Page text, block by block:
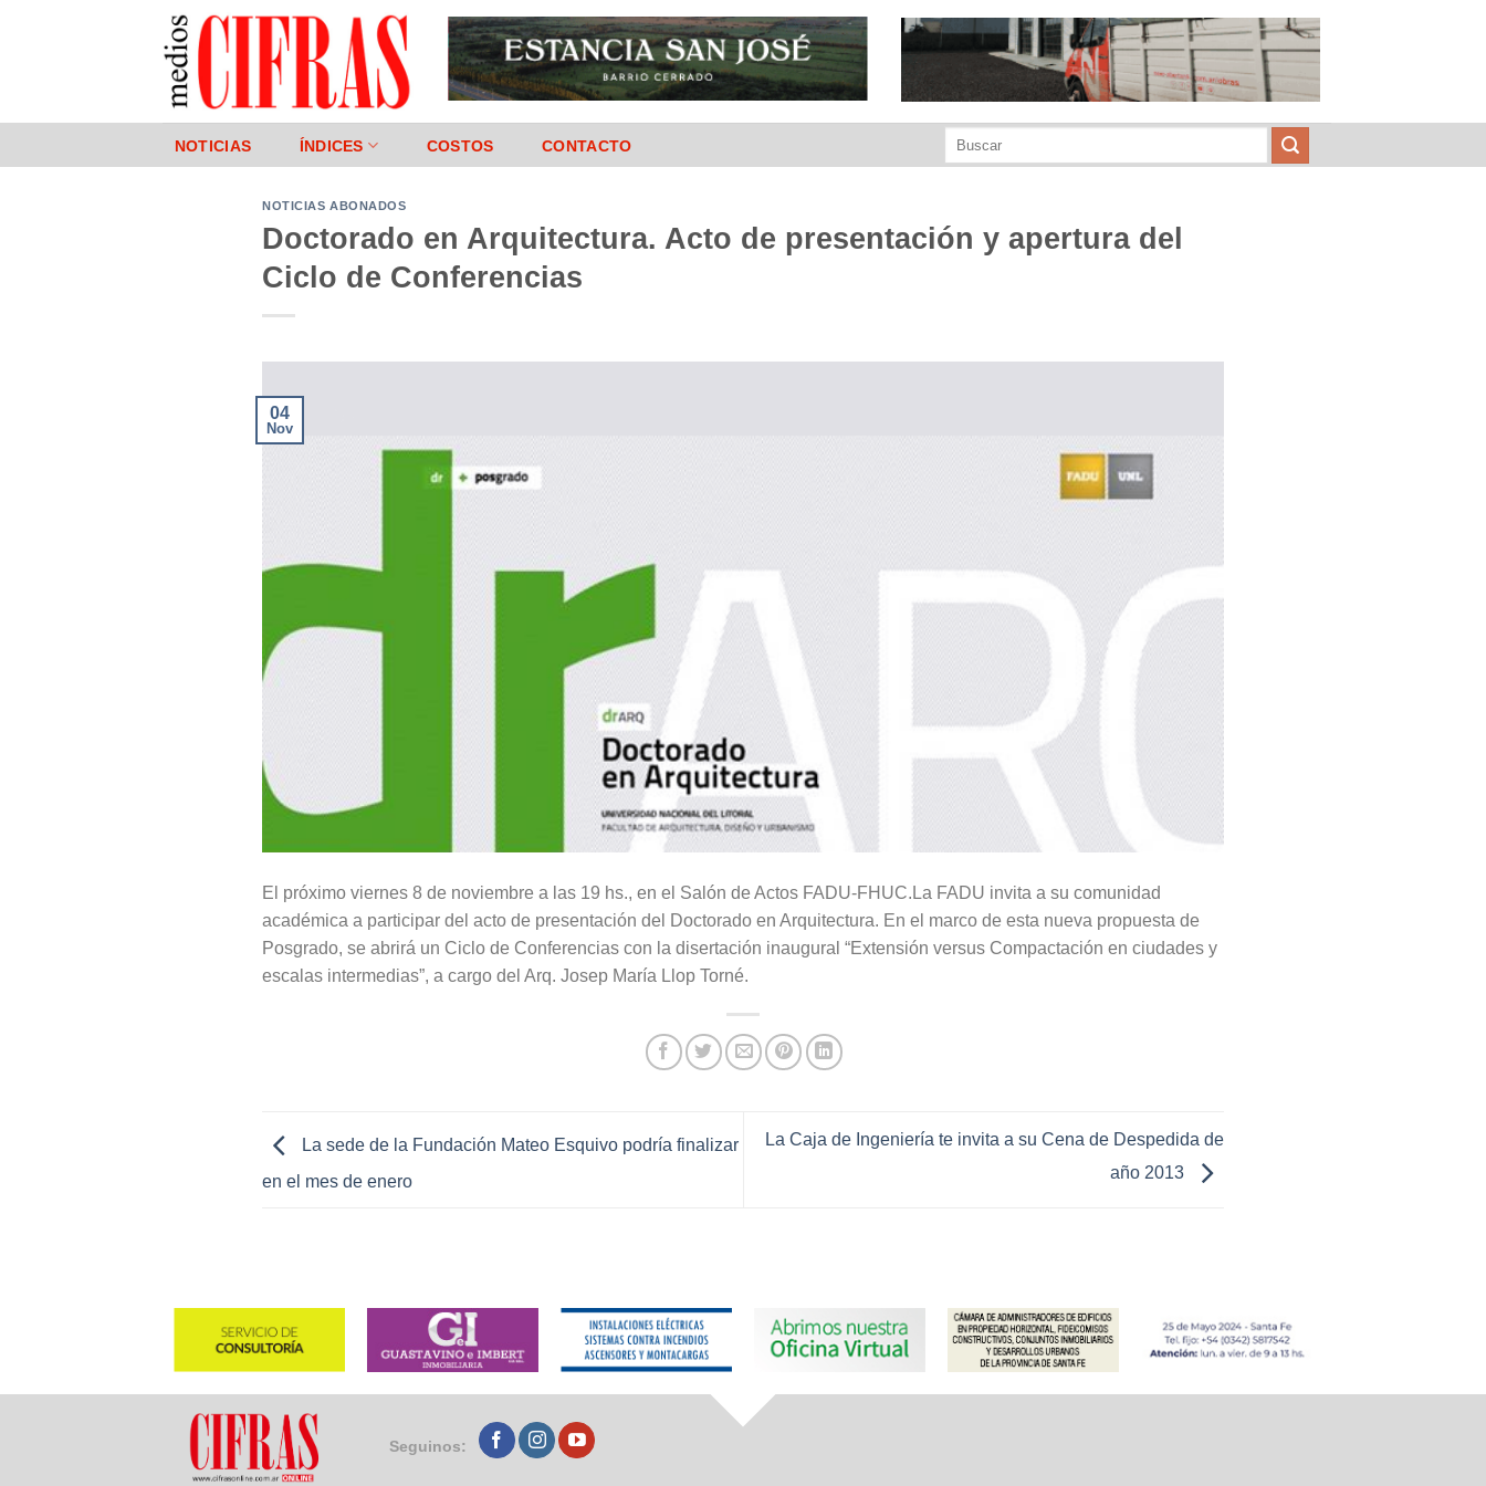
NOTICIAS ÍNDICES COSTOS CONTACTO
NOTICIAS ABONADOS
Doctorado en Arquitectura. Acto de presentación y apertura del
Ciclo de Conferencias
04
Nov
El próximo viernes 8 de noviembre a las 19 hs., en el Salón de Actos FADU-FHUC.La FADU invita a su comunidad
académica a participar del acto de presentación del Doctorado en Arquitectura. En el marco de esta nueva propuesta de
Posgrado, se abrirá un Ciclo de Conferencias con la disertación inaugural “Extensión versus Compactación en ciudades y
escalas intermedias”, a cargo del Arq. Josep María Llop Torné.
La sede de la Fundación Mateo Esquivo podría finalizar
en el mes de enero
La Caja de Ingeniería te invita a su Cena de Despedida de
año 2013
Seguinos: